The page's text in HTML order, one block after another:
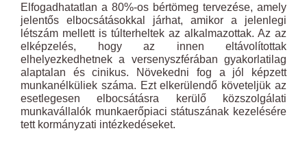
Elfogadhatatlan a 80%-os bértömeg tervezése, amely
jelentős elbocsátásokkal járhat, amikor a jelenlegi
létszám mellett is túlterheltek az alkalmazottak. Az az
elképzelés, hogy az innen eltávolítottak
elhelyezkedhetnek a versenyszférában gyakorlatilag
alaptalan és cinikus. Növekedni fog a jól képzett
munkanélküliek száma. Ezt elkerülendő követeljük az
esetlegesen elbocsátásra kerülő közszolgálati
munkavállalók munkaerőpiaci státuszának kezelésére
tett kormányzati intézkedéseket.